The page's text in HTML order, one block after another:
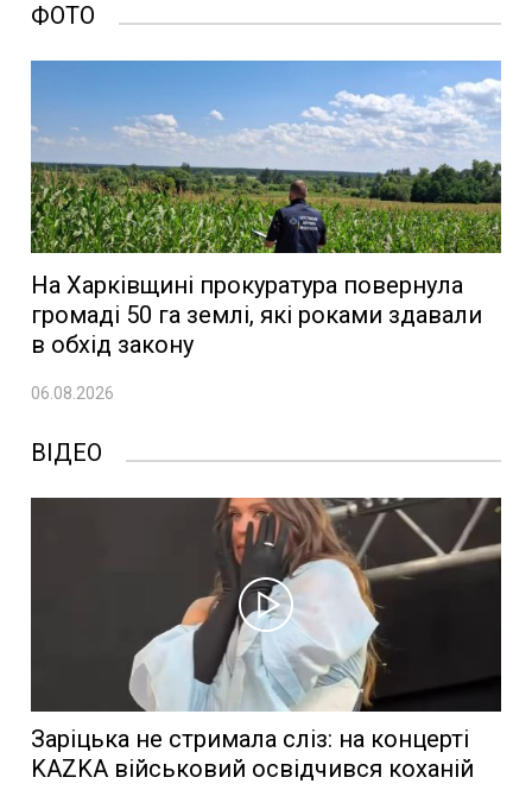
ФОТО
На Харківщині прокуратура повернула
громаді 50 га землі, які роками здавали
в обхід закону
06.08.2026
ВІДЕО
Заріцька не стримала сліз: на концерті
KAZKA військовий освідчився коханій